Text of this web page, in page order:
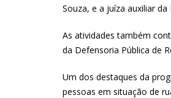
Souza, e a juíza auxiliar
As atividades também
da Defensoria Pública de
Um dos destaques da
pessoas em situação de